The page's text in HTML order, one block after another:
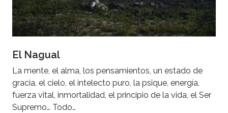
El Nagual
La mente, el alma, los pensamientos, un estado de
gracia, el cielo, el intelecto puro, la psique, energía,
fuerza vital, inmortalidad, el principio de la vida, el Ser
Supremo… Todo…